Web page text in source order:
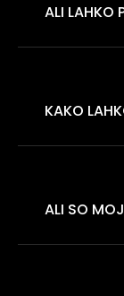
ALI LAHKO
KAKO
ALI SO